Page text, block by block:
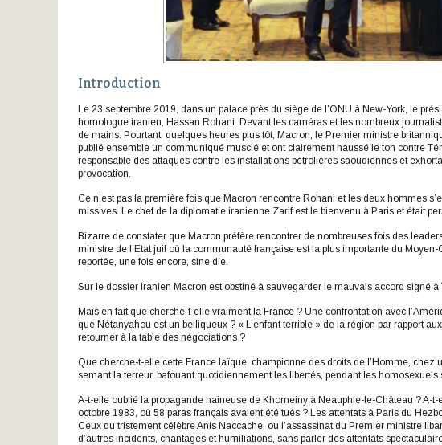
Introduction
Le 23 septembre 2019, dans un palace près du siège de l’ONU à New-York, le
homologue iranien, Hassan Rohani. Devant les caméras et les nombreux
de mains. Pourtant, quelques heures plus tôt, Macron, le Premier ministre
publié ensemble un communiqué musclé et ont clairement haussé le ton contre
responsable des attaques contre les installations pétrolières saoudiennes et
provocation.
Ce n’est pas la première fois que Macron rencontre Rohani et les deux hommes
missives. Le chef de la diplomatie iranienne Zarif est le bienvenu à Paris et était
Bizarre de constater que Macron préfère rencontrer de nombreuses fois des
ministre de l’Etat juif où la communauté française est la plus importante du
reportée, une fois encore, sine die.
Sur le dossier iranien Macron est obstiné à sauvegarder le mauvais accord signé à
Mais en fait que cherche-t-elle vraiment la France ? Une confrontation avec
que Nétanyahou est un belliqueux ? « L’enfant terrible » de la région par rapport
retourner à la table des négociations ?
Que cherche-t-elle cette France laïque, championne des droits de l’Homme, chez
semant la terreur, bafouant quotidiennement les libertés, pendant les homosexuels
A-t-elle oublié la propagande haineuse de Khomeiny à Neauphle-le-Château ? A-
octobre 1983, où 58 paras français avaient été tués ? Les attentats à Paris du
Ceux du tristement célèbre Anis Naccache, ou l’assassinat du Premier ministre
d’autres incidents, chantages et humiliations, sans parler des attentats